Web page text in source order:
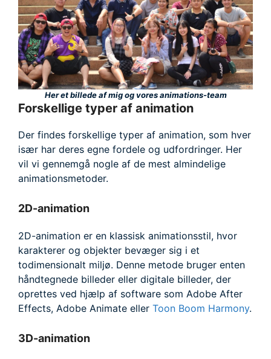
Her et billede af mig og vores animations-team
Forskellige typer af animation
Der findes forskellige typer af animation, som hver
især har deres egne fordele og udfordringer. Her
vil vi gennemgå nogle af de mest almindelige
animationsmetoder.
2D-animation
2D-animation er en klassisk animationsstil, hvor
karakterer og objekter bevæger sig i et
todimensionalt miljø. Denne metode bruger enten
håndtegnede billeder eller digitale billeder, der
oprettes ved hjælp af software som Adobe After
Effects, Adobe Animate eller Toon Boom Harmony.
3D-animation